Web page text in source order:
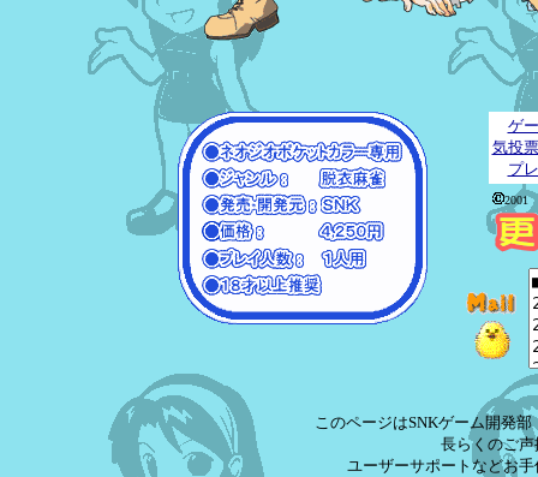
ゲ
気投票
プ
2001
このページはSNKゲーム開発
長らくのご
ユーザーサポートなどお